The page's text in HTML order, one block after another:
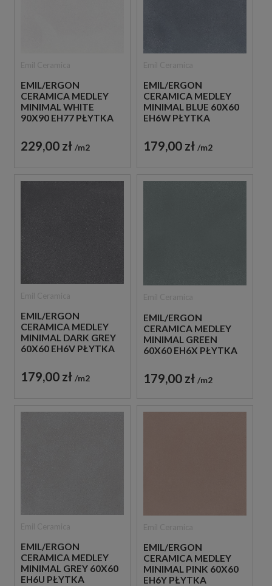
EMIL/ERGON
CERAMICA MEDLEY
MINIMAL WHITE
90X90 EH77 PŁYTKA
229,00 zł m2
EMIL/ERGON
CERAMICA MEDLEY
MINIMAL BLUE 60X60
EH6W PŁYTKA
179,00 zł m2
EMIL/ERGON
CERAMICA MEDLEY
MINIMAL DARK GREY
60X60 EH6V PŁYTKA
179,00 zł m2
EMIL/ERGON
CERAMICA MEDLEY
MINIMAL GREEN
60X60 EH6X PŁYTKA
179,00 zł m2
EMIL/ERGON
CERAMICA MEDLEY
MINIMAL GREY 60X60
EH6U PŁYTKA
EMIL/ERGON
CERAMICA MEDLEY
MINIMAL PINK 60X60
EH6Y PŁYTKA